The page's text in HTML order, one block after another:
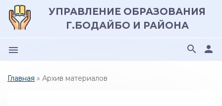
УПРАВЛЕНИЕ ОБРАЗОВАНИЯ
Г.БОДАЙБО И РАЙОНА
menu person
search
Главная » Архив материалов